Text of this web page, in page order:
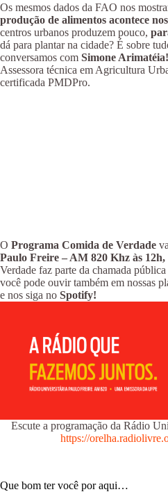
Os mesmos dados da FAO nos
produção de alimentos acontece
centros urbanos produzem pouco,
dá para plantar na cidade? É sobre
conversamos com Simone Arimatéia!
Assessora técnica em Agricultura
certificada PMDPro.
O Programa Comida de Verdade
Paulo Freire – AM 820 Khz às 12h,
Verdade faz parte da chamada
você pode ouvir também em nossas
e nos siga no Spotify!
Escute a programação da Rádio
https://
Que bom ter você por aqui…